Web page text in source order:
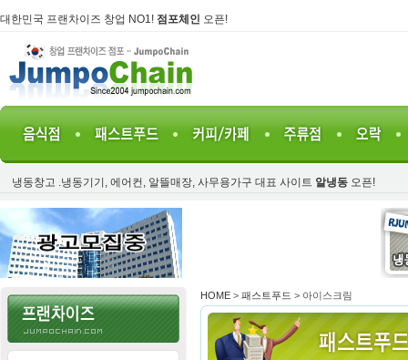
대한민국 프랜차이즈 창업 NO1! 점포체인 오픈!
냉동창고 .냉동기기, 에어컨, 알뜰매장, 사무용가구 대표 사이트 알냉동 오픈!
HOME > 패스트푸드 > 아이스크림